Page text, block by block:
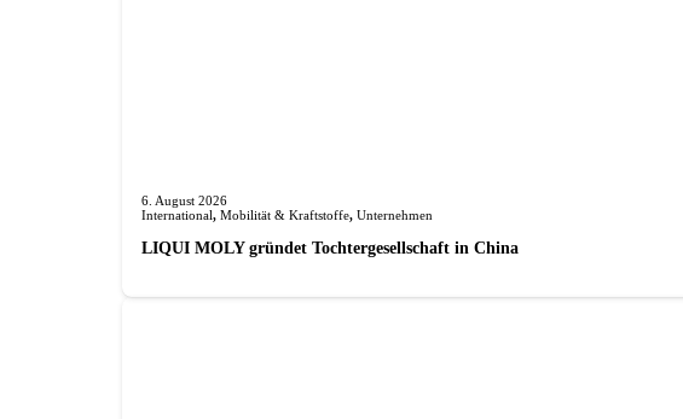
6. August 2026
International, Mobilität & Kraftstoffe, Unternehmen
LIQUI MOLY gründet Tochterge­sellschaft in China